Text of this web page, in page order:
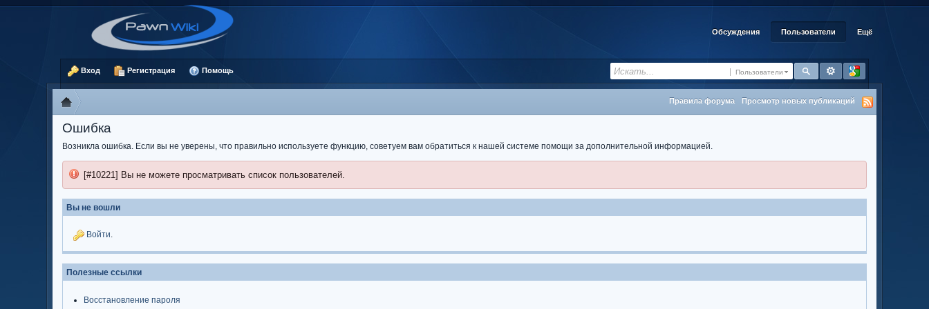
Обсуждения Пользователи Ещё
Пользователи
Вход Регистрация Помощь
Правила форума Просмотр новых публикаций
Ошибка
Возникла ошибка. Если вы не уверены, что правильно используете функцию, советуем вам обратиться к нашей системе помощи за дополнительной информацией.
[#10221] Вы не можете просматривать список пользователей.
Вы не вошли
Войти.
Полезные ссылки
Восстановление пароля